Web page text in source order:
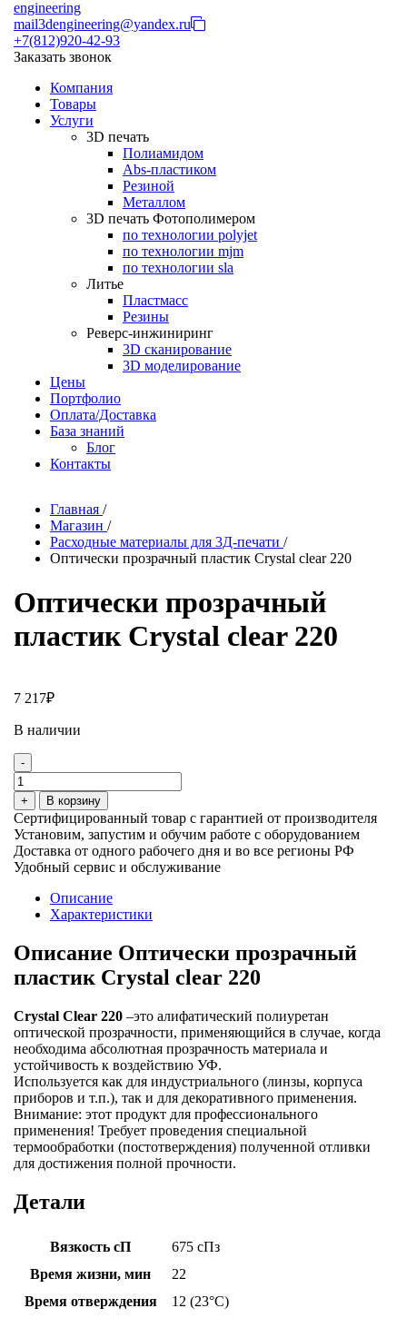
engineering
mail3dengineering@yandex.ru
+7(812)920-42-93
Заказать звонок
Компания
Товары
Услуги
3D печать
Полиамидом
Abs-пластиком
Резиной
Металлом
3D печать Фотополимером
по технологии polyjet
по технологии mjm
по технологии sla
Литье
Пластмасс
Резины
Реверс-инжиниринг
3D сканирование
3D моделирование
Цены
Портфолио
Оплата/Доставка
База знаний
Блог
Контакты
Главная /
Магазин /
Расходные материалы для 3Д-печати /
Оптически прозрачный пластик Crystal clear 220
Оптически прозрачный
пластик Crystal clear 220
7 217₽
В наличии
-
Количество
товара
Оптически
прозрачный
пластик
Crystal
clear
+ В корзину
Сертифицированный товар c гарантией от производителя
Установим, запустим и обучим работе с оборудованием
Доставка от одного рабочего дня и во все регионы РФ
Удобный сервис и обслуживание
Описание
Характеристики
Описание Оптически прозрачный
пластик Crystal clear 220
Crystal Clear 220 –это алифатический полиуретан
оптической прозрачности, применяющийся в случае, когда
необходима абсолютная прозрачность материала и
устойчивость к воздействию УФ.
Используется как для индустриального (линзы, корпуса
приборов и т.п.), так и для декоративного применения.
Внимание: этот продукт для профессионального
применения! Требует проведения специальной
термообработки (постотверждения) полученной отливки
для достижения полной прочности.
Детали
Вязкость сП
675 сПз
Время жизни, мин
22
Время отверждения
12 (23°C)